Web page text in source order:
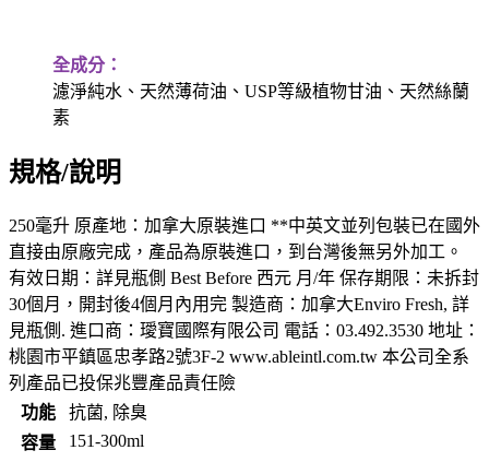
全成分：
濾淨純水、天然薄荷油、USP等級植物甘油、天然絲蘭
素
規格/說明
250毫升 原產地：加拿大原裝進口 **中英文並列包裝已在國外
直接由原廠完成，產品為原裝進口，到台灣後無另外加工。
有效日期：詳見瓶側 Best Before 西元 月/年 保存期限：未拆封
30個月，開封後4個月內用完 製造商：加拿大Enviro Fresh, 詳
見瓶側. 進口商：璦寶國際有限公司 電話：03.492.3530 地址：
桃園市平鎮區忠孝路2號3F-2 www.ableintl.com.tw 本公司全系
列產品已投保兆豐產品責任險
功能
抗菌, 除臭
容量
151-300ml